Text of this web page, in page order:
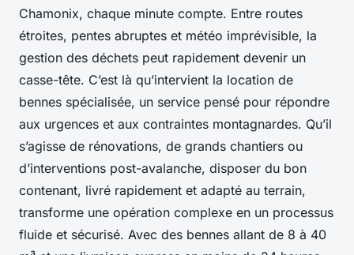
Chamonix, chaque minute compte. Entre routes
étroites, pentes abruptes et météo imprévisible, la
gestion des déchets peut rapidement devenir un
casse-tête. C’est là qu’intervient la location de
bennes spécialisée, un service pensé pour répondre
aux urgences et aux contraintes montagnardes. Qu’il
s’agisse de rénovations, de grands chantiers ou
d’interventions post-avalanche, disposer du bon
contenant, livré rapidement et adapté au terrain,
transforme une opération complexe en un processus
fluide et sécurisé. Avec des bennes allant de 8 à 40